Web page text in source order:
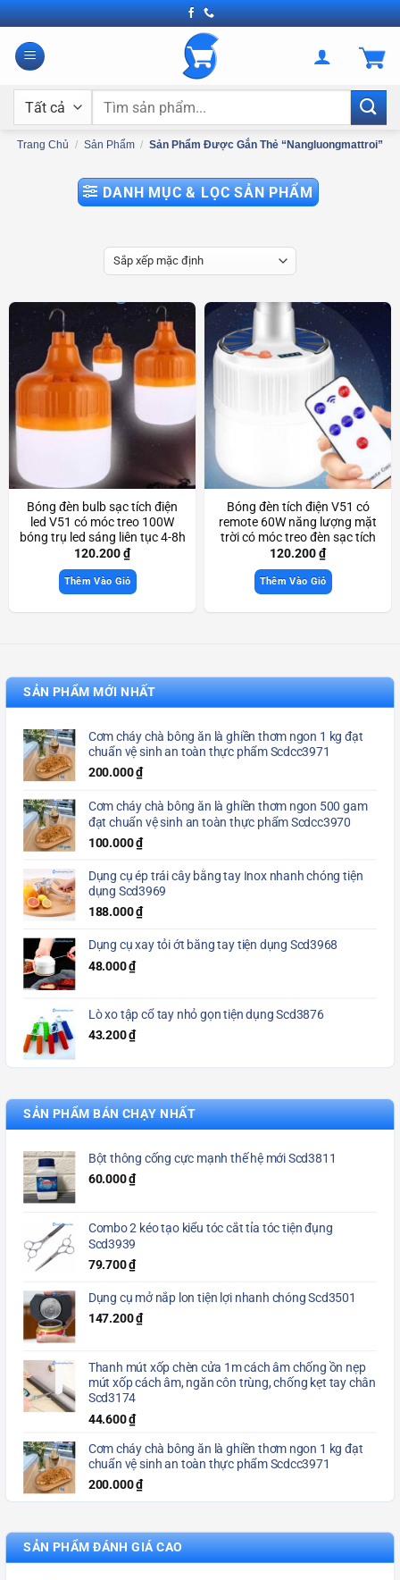
Bỏ
qua
nội
Tìm
Trang Chủ / Sản Phẩm / Sản Phẩm Được Gắn Thẻ “nangluongmattroi”
DANH MỤC & LỌC SẢN PHẨM
Bóng đèn bulb sạc tích điện
led V51 có móc treo 100W
bóng trụ led sáng liên tục 4-8h
Scd3964
120.200₫
Thêm Vào Giỏ
Bóng đèn tích điện V51 có
remote 60W năng lượng mặt
trời có móc treo đèn sạc tích
điện Scd3867
120.200₫
Thêm Vào Giỏ
SẢN PHẨM MỚI NHẤT
Cơm cháy chà bông ăn là ghiền thơm ngon 1 kg đạt
chuẩn vệ sinh an toàn thực phẩm Scdcc3971
200.000₫
Cơm cháy chà bông ăn là ghiền thơm ngon 500 gam
đạt chuẩn vệ sinh an toàn thực phẩm Scdcc3970
100.000₫
Dụng cụ ép trái cây bằng tay Inox nhanh chóng tiện
dụng Scd3969
188.000₫
Dụng cụ xay tỏi ớt bằng tay tiện dụng Scd3968
48.000₫
Lò xo tập cổ tay nhỏ gọn tiện dụng Scd3876
43.200₫
SẢN PHẨM BÁN CHẠY NHẤT
Bột thông cống cực mạnh thế hệ mới Scd3811
60.000₫
Combo 2 kéo tạo kiểu tóc cắt tỉa tóc tiện đụng
Scd3939
79.700₫
Dụng cụ mở nắp lon tiện lợi nhanh chóng Scd3501
147.200₫
Thanh mút xốp chèn cửa 1m cách âm chống ồn nẹp
mút xốp cách âm, ngăn côn trùng, chống kẹt tay chân
Scd3174
44.600₫
Cơm cháy chà bông ăn là ghiền thơm ngon 1 kg đạt
chuẩn vệ sinh an toàn thực phẩm Scdcc3971
200.000₫
SẢN PHẨM ĐÁNH GIÁ CAO